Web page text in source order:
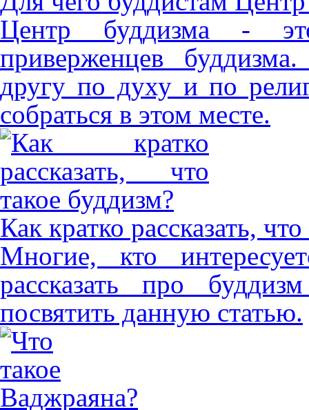
Центр буддизма -
приверженцев
другу по духу и по
собраться в этом месте.
Как кратко рассказать,
Многие, кто
рассказать про
посвятить данную статью.